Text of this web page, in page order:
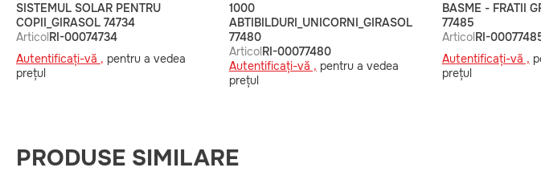
SISTEMUL SOLAR PENTRU
COPII_GIRASOL 74734
ArticolRI-00074734
Autentificați-vă , pentru a vedea
prețul
1000
ABTIBILDURI_UNICORNI_GIRASOL
77480
ArticolRI-00077480
Autentificați-vă , pentru a vedea
prețul
BASME - FRATII
77485
ArticolRI-
Autentificați-vă ,
prețul
PRODUSE SIMILARE